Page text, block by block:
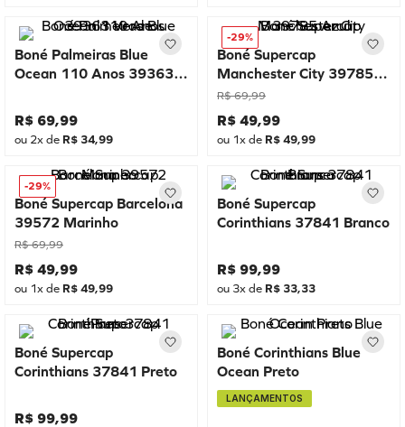
Boné Palmeiras Blue
Ocean 110 Anos 39363
R$ 69,99
ou 2x de R$ 34,99
-29%
Boné Supercap
Manchester City 39785
Azul
R$ 69,99
R$ 49,99
ou 1x de R$49,99
-29%
Boné Supercap Barcelona
39572 Marinho
R$ 69,99
R$ 49,99
ou 1x de R$49,99
Boné Supercap
Corinthians 37841 Branco
R$ 99,99
ou 3x de R$ 33,33
Boné Supercap
Corinthians 37841 Preto
R$ 99,99
Boné Corinthians Blue
Ocean Preto
LANÇAMENTOS